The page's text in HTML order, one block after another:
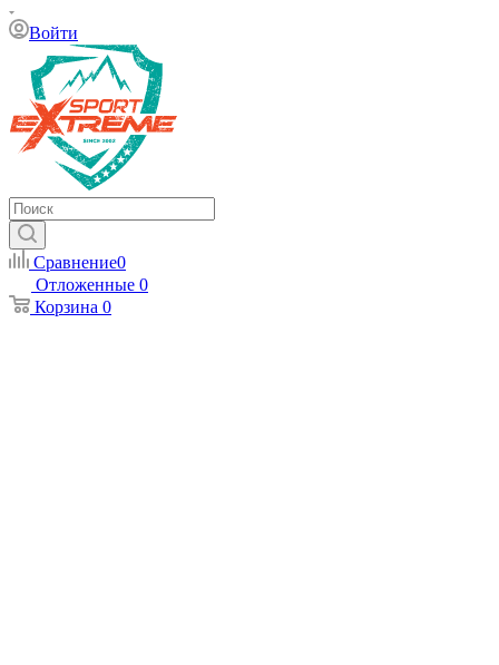
Войти
Сравнение0
Отложенные 0
Корзина 0